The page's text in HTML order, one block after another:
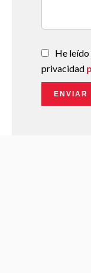
He
privacidad
ENVIAR